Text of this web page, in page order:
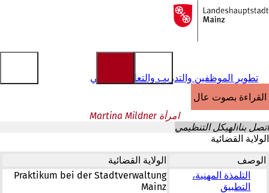
الانتقال إلى المحتوى
إلى
الصفحة
تطوير الموظفين والتدريب والتعليم الإضافي
القراءة بصوت عالٍ
امرأة Martina Mildner
اتصل بناالهيكل التنظيمي
الولاية القضائية
الوصف
الولاية القضائية
التلمذة المهنية،
التطبيق
Praktikum bei der Stadtverwaltung
Mainz